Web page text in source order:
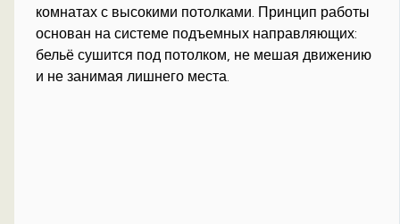
комнатах с высокими потолками. Принцип работы
основан на системе подъемных направляющих:
бельё сушится под потолком, не мешая движению
и не занимая лишнего места.